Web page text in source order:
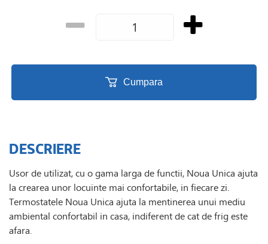
Cumpara
DESCRIERE
Usor de utilizat, cu o gama larga de functii, Noua Unica ajuta
la crearea unor locuinte mai confortabile, in fiecare zi.
Termostatele Noua Unica ajuta la mentinerea unui mediu
ambiental confortabil in casa, indiferent de cat de frig este
afara.